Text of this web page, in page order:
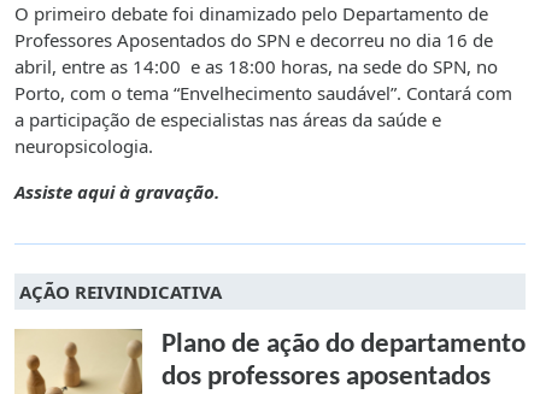
O primeiro debate foi dinamizado pelo Departamento de
Professores Aposentados do SPN e decorreu no dia 16 de
abril, entre as 14:00 e as 18:00 horas, na sede do SPN, no
Porto, com o tema “Envelhecimento saudável”. Contará com
a participação de especialistas nas áreas da saúde e
neuropsicologia.
Assiste aqui à gravação.
AÇÃO REIVINDICATIVA
Plano de ação do departamento
dos professores aposentados